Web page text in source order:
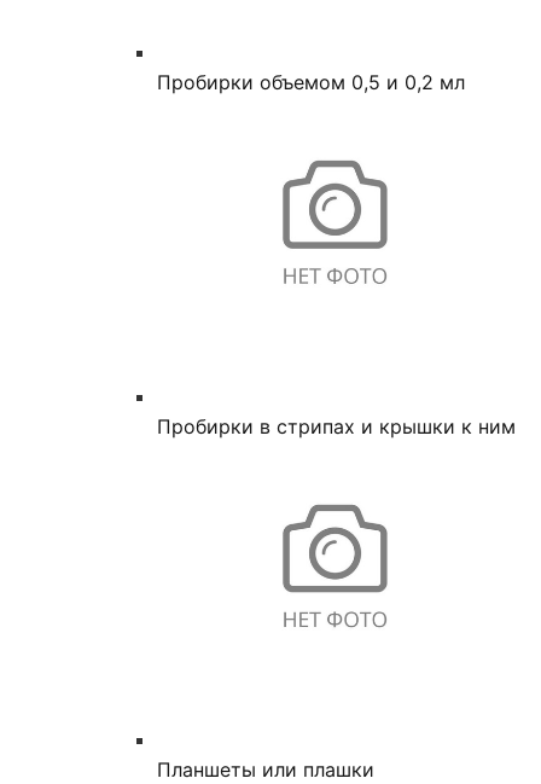
Пробирки объемом 0,5 и 0,2 мл
Пробирки в стрипах и крышки к ним
Планшеты или плашки